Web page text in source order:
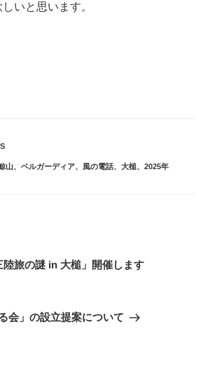
いと思います。
山、 ベルガーディア、 風の電話、 大槌、 2025年
陸旅の謎 in 大槌」開催します
会」の設立提案について